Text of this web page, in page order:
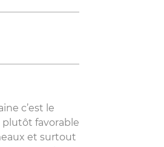
c’est le
plutôt favorable
et surtout